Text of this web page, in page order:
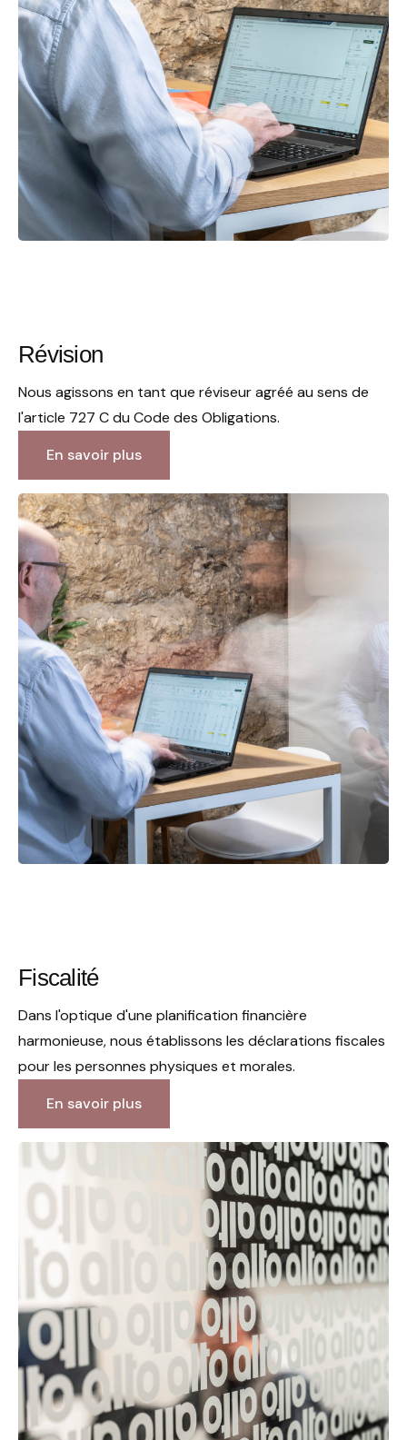
Révision
Nous agissons en tant que réviseur agréé au sens de
l'article 727 C du Code des Obligations.
En savoir plus
Fiscalité
Dans l'optique d'une planification financière
harmonieuse, nous établissons les déclarations fiscales
pour les personnes physiques et morales.
En savoir plus